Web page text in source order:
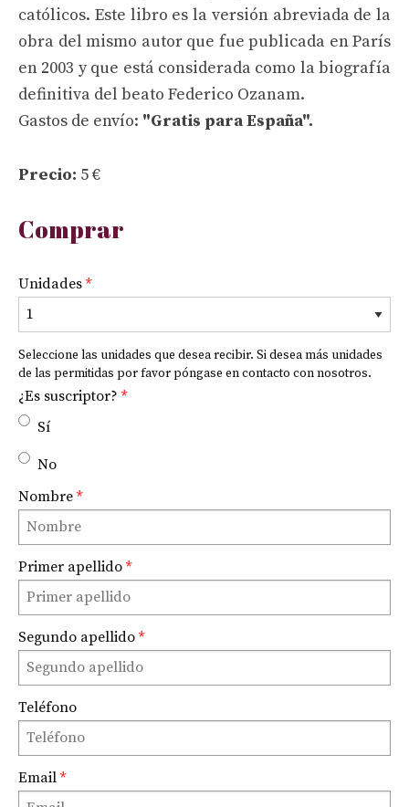
católicos. Este libro es la versión abreviada de la
obra del mismo autor que fue publicada en París
en 2003 y que está considerada como la biografía
definitiva del beato Federico Ozanam.
Gastos de envío: "Gratis para España".
Precio: 5€
Comprar
Unidades *
Seleccione las unidades que desea recibir. Si desea más unidades
de las permitidas por favor póngase en contacto con nosotros.
¿Es suscriptor? *
Sí
No
Nombre *
Primer apellido *
Segundo apellido *
Teléfono
Email *